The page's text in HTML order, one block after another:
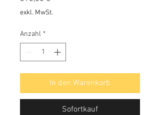
exkl. MwSt.
Anzahl *
In den Warenkorb
Sofortkauf